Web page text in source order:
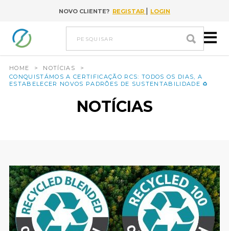
Ir para conteúdo
NOVO CLIENTE? REGISTAR | LOGIN
pesquisar
HOME > NOTÍCIAS
>
CONQUISTÁMOS A CERTIFICAÇÃO RCS: TODOS OS DIAS, A
ESTABELECER NOVOS PADRÕES DE SUSTENTABILIDADE ♻️
NOTÍCIAS